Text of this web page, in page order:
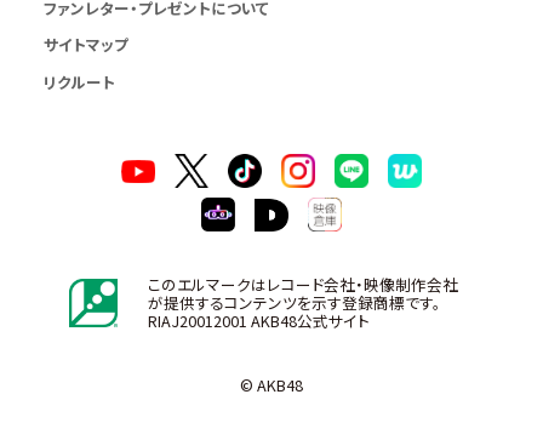
ファンレター・プレゼントについて
サイトマップ
リクルート
このエルマークはレコード会社・映像制作会社
が提供するコンテンツを示す登録商標です。
RIAJ20012001 AKB48公式サイト
© AKB48